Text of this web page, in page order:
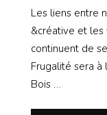
Les liens entre
&créative et
continuent de
Frugalité sera à
Bois …